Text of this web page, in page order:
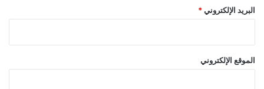
البريد الإلكتروني *
الموقع الإلكتروني